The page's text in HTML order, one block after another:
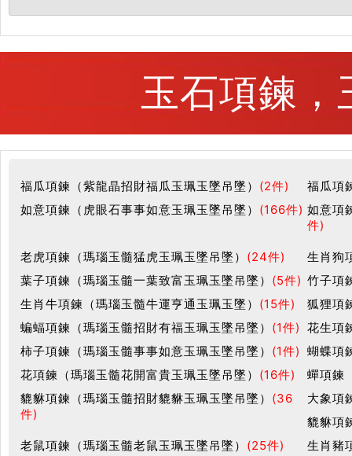
玉石項鍊
福瓜項鍊（紫龍晶招財福瓜玉珮玉墜吊墜） (2件)
福瓜項
如意項鍊（虎眼石事事如意玉珮玉墜吊墜） (166件) 如意項
件)
老虎項鍊（瑪瑙玉髓猛虎玉珮玉墜吊墜） (24件)
生肖狗
葉子項鍊（瑪瑙玉髓一葉致富玉珮玉墜吊墜） (5件) 竹子項
生肖牛項鍊（瑪瑙玉髓牛運亨通玉珮玉墜） (15件)
狐狸項
蝙蝠項鍊（瑪瑙玉髓招財有福玉珮玉墜吊墜） (1件) 花生項
柿子項鍊（瑪瑙玉髓事事如意玉珮玉墜吊墜） (1件) 蝴蝶項
花項鍊（瑪瑙玉髓花開富貴玉珮玉墜吊墜） (16件)
蟬項鍊
貔貅項鍊（瑪瑙玉髓招財貔貅玉珮玉墜吊墜） (36
件)
大象項
貔貅項
老鼠項鍊（瑪瑙玉髓老鼠玉珮玉墜吊墜） (25件) 生肖豬